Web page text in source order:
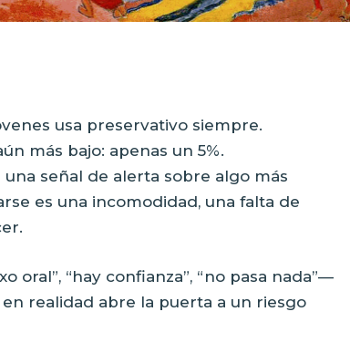
usa preservativo siempre.
más bajo: apenas un 5%.
señal de alerta sobre algo más
es una incomodidad, una falta de
oral”, “hay confianza”, “no pasa nada”—
realidad abre la puerta a un riesgo